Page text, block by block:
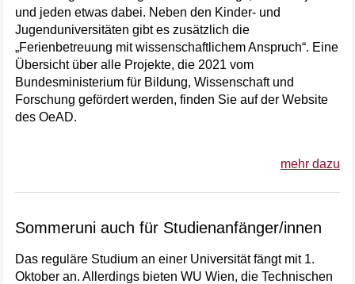
und jeden etwas dabei. Neben den Kinder- und
Jugenduniversitäten gibt es zusätzlich die
„Ferienbetreuung mit wissenschaftlichem Anspruch“. Eine
Übersicht über alle Projekte, die 2021 vom
Bundesministerium für Bildung, Wissenschaft und
Forschung gefördert werden, finden Sie auf der Website
des OeAD.
mehr dazu
Sommeruni auch für Studienanfänger/innen
Das reguläre Studium an einer Universität fängt mit 1.
Oktober an. Allerdings bieten WU Wien, die Technischen